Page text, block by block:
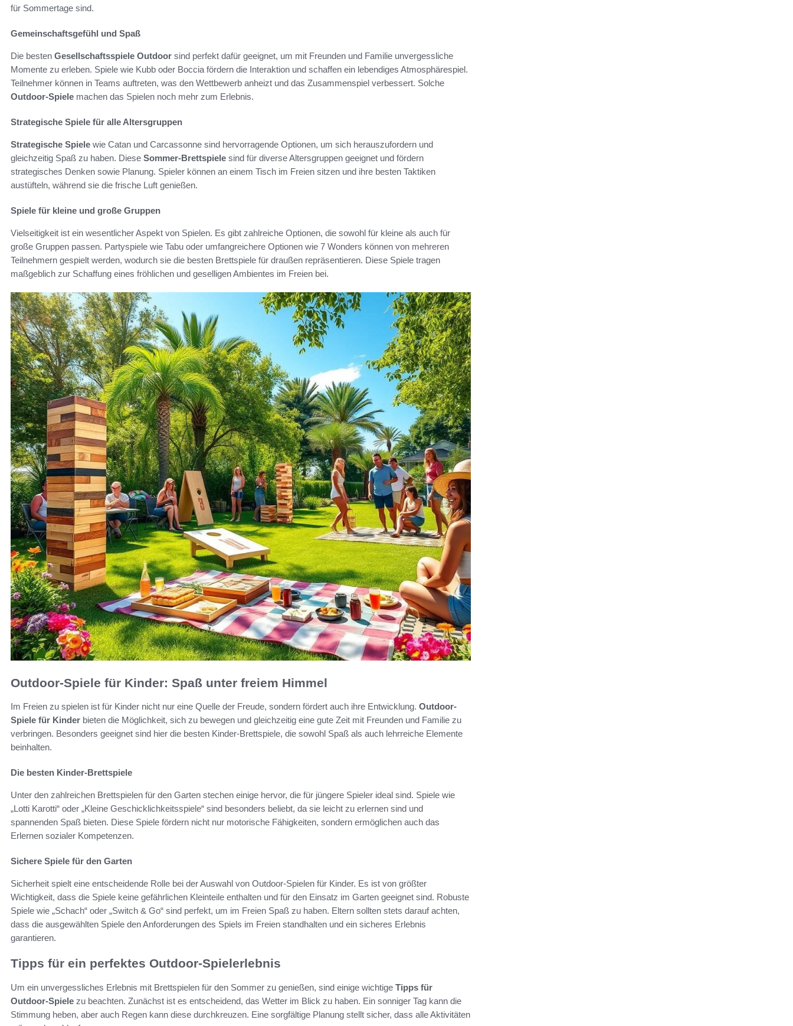
für Sommertage sind.
Gemeinschaftsgefühl und Spaß
Die besten Gesellschaftsspiele Outdoor sind perfekt dafür geeignet, um mit Freunden und Familie unvergessliche
Momente zu erleben. Spiele wie Kubb oder Boccia fördern die Interaktion und schaffen ein lebendiges Atmosphärespiel.
Teilnehmer können in Teams auftreten, was den Wettbewerb anheizt und das Zusammenspiel verbessert. Solche
Outdoor-Spiele machen das Spielen noch mehr zum Erlebnis.
Strategische Spiele für alle Altersgruppen
Strategische Spiele wie Catan und Carcassonne sind hervorragende Optionen, um sich herauszufordern und
gleichzeitig Spaß zu haben. Diese Sommer-Brettspiele sind für diverse Altersgruppen geeignet und fördern
strategisches Denken sowie Planung. Spieler können an einem Tisch im Freien sitzen und ihre besten Taktiken
austüfteln, während sie die frische Luft genießen.
Spiele für kleine und große Gruppen
Vielseitigkeit ist ein wesentlicher Aspekt von Spielen. Es gibt zahlreiche Optionen, die sowohl für kleine als auch für
große Gruppen passen. Partyspiele wie Tabu oder umfangreichere Optionen wie 7 Wonders können von mehreren
Teilnehmern gespielt werden, wodurch sie die besten Brettspiele für draußen repräsentieren. Diese Spiele tragen
maßgeblich zur Schaffung eines fröhlichen und geselligen Ambientes im Freien bei.
Outdoor-Spiele für Kinder: Spaß unter freiem Himmel
Im Freien zu spielen ist für Kinder nicht nur eine Quelle der Freude, sondern fördert auch ihre Entwicklung. Outdoor-
Spiele für Kinder bieten die Möglichkeit, sich zu bewegen und gleichzeitig eine gute Zeit mit Freunden und Familie zu
verbringen. Besonders geeignet sind hier die besten Kinder-Brettspiele, die sowohl Spaß als auch lehrreiche Elemente
beinhalten.
Die besten Kinder-Brettspiele
Unter den zahlreichen Brettspielen für den Garten stechen einige hervor, die für jüngere Spieler ideal sind. Spiele wie
„Lotti Karotti“ oder „Kleine Geschicklichkeitsspiele“ sind besonders beliebt, da sie leicht zu erlernen sind und
spannenden Spaß bieten. Diese Spiele fördern nicht nur motorische Fähigkeiten, sondern ermöglichen auch das
Erlernen sozialer Kompetenzen.
Sichere Spiele für den Garten
Sicherheit spielt eine entscheidende Rolle bei der Auswahl von Outdoor-Spielen für Kinder. Es ist von größter
Wichtigkeit, dass die Spiele keine gefährlichen Kleinteile enthalten und für den Einsatz im Garten geeignet sind. Robuste
Spiele wie „Schach“ oder „Switch & Go“ sind perfekt, um im Freien Spaß zu haben. Eltern sollten stets darauf achten,
dass die ausgewählten Spiele den Anforderungen des Spiels im Freien standhalten und ein sicheres Erlebnis
garantieren.
Tipps für ein perfektes Outdoor-Spielerlebnis
Um ein unvergessliches Erlebnis mit Brettspielen für den Sommer zu genießen, sind einige wichtige Tipps für
Outdoor-Spiele zu beachten. Zunächst ist es entscheidend, das Wetter im Blick zu haben. Ein sonniger Tag kann die
Stimmung heben, aber auch Regen kann diese durchkreuzen. Eine sorgfältige Planung stellt sicher, dass alle Aktivitäten